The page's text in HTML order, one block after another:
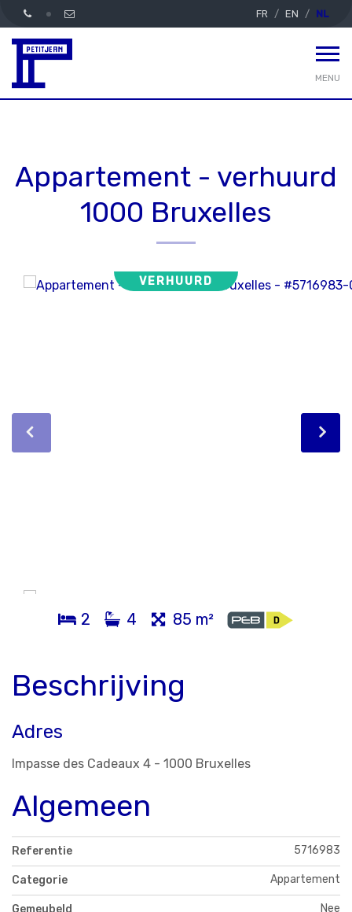
FR EN NL
MENU
Appartement - verhuurd
1000 Bruxelles
VERHUURD
2 4 85 m²
Beschrijving
Adres
Impasse des Cadeaux 4 - 1000 Bruxelles
Algemeen
Referentie 5716983
Categorie Appartement
Gemeubeld Nee